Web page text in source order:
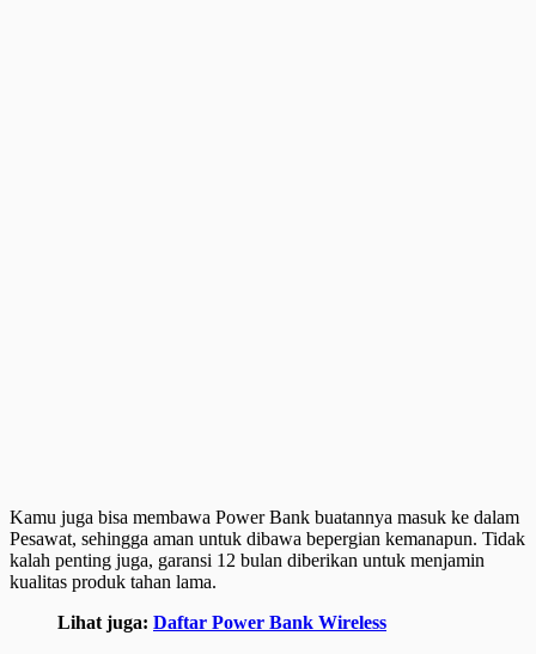
Kamu juga bisa membawa Power Bank buatannya masuk ke dalam
Pesawat, sehingga aman untuk dibawa bepergian kemanapun. Tidak
kalah penting juga, garansi 12 bulan diberikan untuk menjamin
kualitas produk tahan lama.
Lihat juga: Daftar Power Bank Wireless